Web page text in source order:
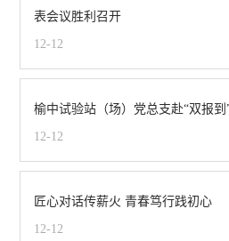
表会议胜利召开
12-12
榆中试验站（场）党总支赴“双报
12-12
匠心对话传薪火 青春笃行践初心
12-12